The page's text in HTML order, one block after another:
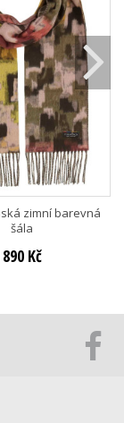
zimní barevná
šála
890 Kč